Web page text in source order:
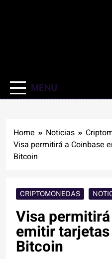
MENU
Home Noticias
Visa permitirá a Coinbase
Bitcoin
CRIPTOMONEDAS
Visa
emitir
Bitcoin